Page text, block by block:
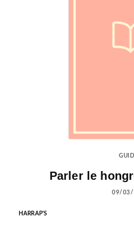
Parler le
09/03/
HARRAP'S